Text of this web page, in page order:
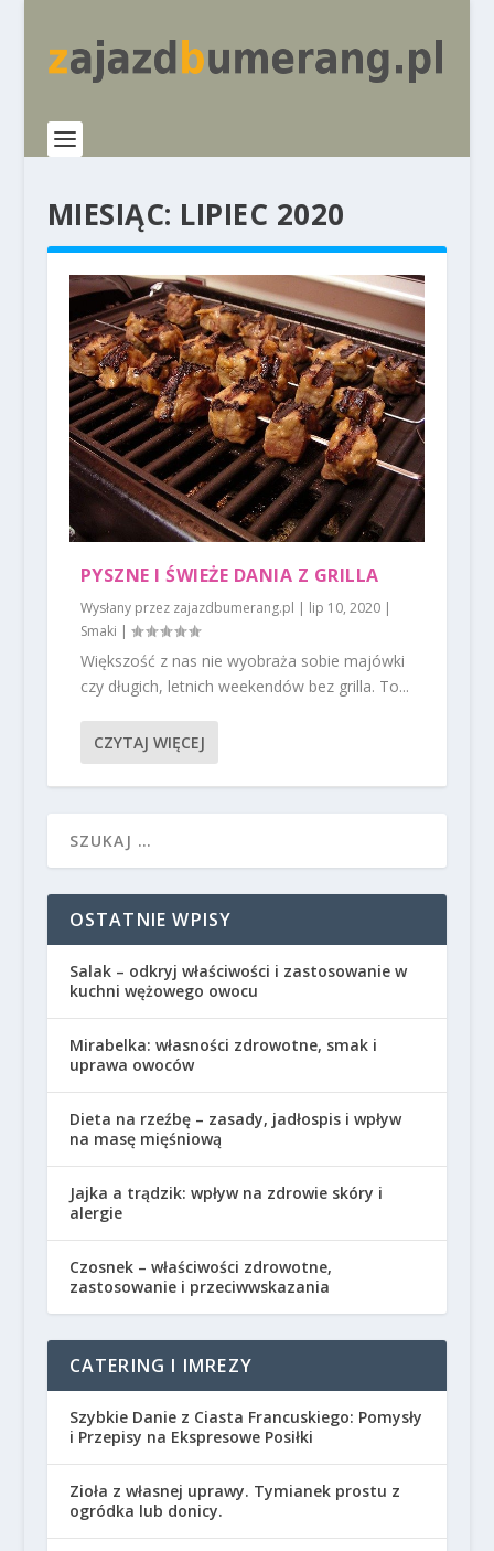
MIESIĄC: LIPIEC 2020
PYSZNE I ŚWIEŻE DANIA Z GRILLA
Wysłany przez zajazdbumerang.pl | lip 10, 2020|
Smaki |
Większość z nas nie wyobraża sobie majówki
czy długich, letnich weekendów bez grilla. To...
CZYTAJ WIĘCEJ
OSTATNIE WPISY
Salak – odkryj właściwości i zastosowanie w
kuchni wężowego owocu
Mirabelka: własności zdrowotne, smak i
uprawa owoców
Dieta na rzeźbę – zasady, jadłospis i wpływ
na masę mięśniową
Jajka a trądzik: wpływ na zdrowie skóry i
alergie
Czosnek – właściwości zdrowotne,
zastosowanie i przeciwwskazania
CATERING I IMREZY
Szybkie Danie z Ciasta Francuskiego: Pomysły
i Przepisy na Ekspresowe Posiłki
Zioła z własnej uprawy. Tymianek prostu z
ogródka lub donicy.